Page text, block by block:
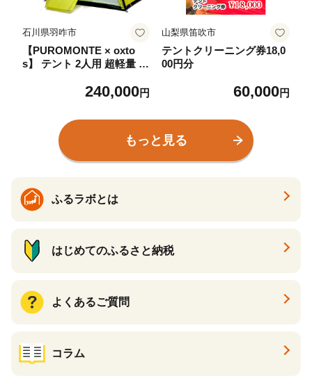
石川県羽咋市
【PUROMONTE × oxto
s】 テント 2人用 超軽量 キ
インテント 前室付き 約 1.3
ウトドア用品 アウトドア
ギア ドーム型 レジャー 黄
色 夏休み 外遊び プロモン
援】
240,000円
山梨県笛吹市
テントクリーニング券18,0
00円分
60,000円
もっと見る
ふるラボとは
はじめてのふるさと納税
よくあるご質問
コラム